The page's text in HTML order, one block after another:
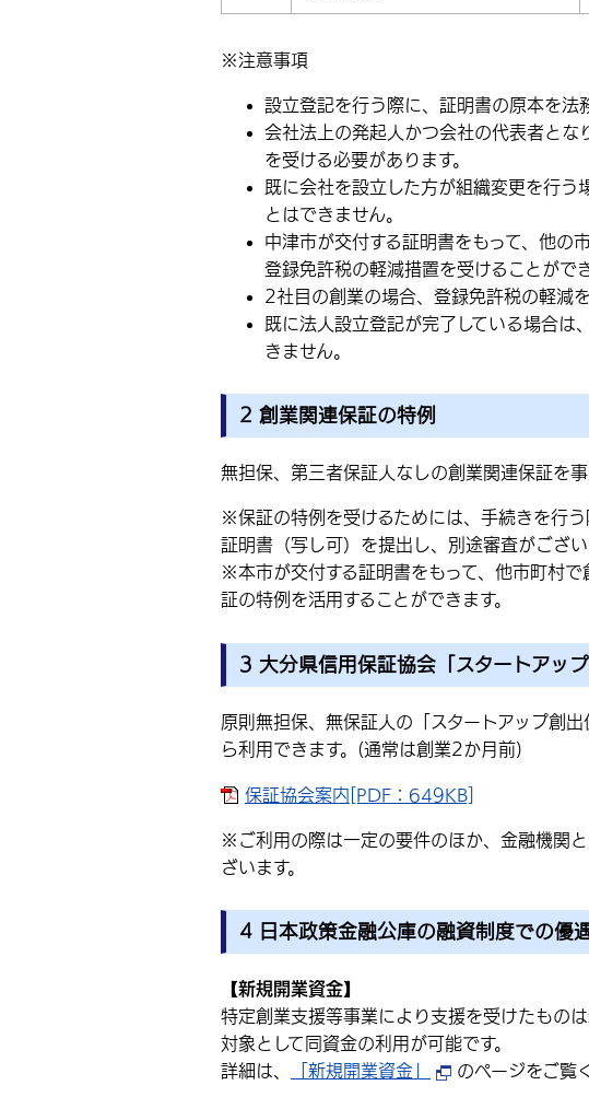
※注意事項
設立登記を行う際に、証明書の原本を法
会社法上の発起人かつ会社の代表者とな
を受ける必要があります。
既に会社を設立した方が組織変更を行う
とはできません。
中津市が交付する証明書をもって、他の
登録免許税の軽減措置を受けることがで
2社目の創業の場合、登録免許税の軽減
既に法人設立登記が完了している場合は
きません。
2 創業関連保証の特例
無担保、第三者保証人なしの創業関連保証を
※保証の特例を受けるためには、手続きを行
証明書（写し可）を提出し、別途審査がござい
※本市が交付する証明書をもって、他市町村
証の特例を活用することができます。
3 大分県信用保証協会「スタートアッ
原則無担保、無保証人の「スタートアップ創
ら利用できます。(通常は創業2か月前)
保証協会案内[PDF：649KB]
※ご利用の際は一定の要件のほか、金融機関
ざいます。
4 日本政策金融公庫の融資制度での優
【新規開業資金】
特定創業支援等事業により支援を受けたもの
対象として同資金の利用が可能です。
詳細は、
「新規開業資金」 のページをご覧